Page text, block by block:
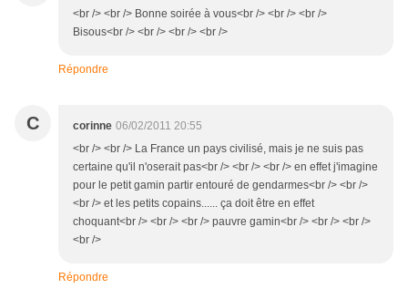
<br /> <br /> Bonne soirée à vous<br /> <br /> <br />
Bisous<br /> <br /> <br /> <br />
Répondre
C corinne 06/02/2011 20:55
<br /> <br /> La France un pays civilisé, mais je ne suis pas
certaine qu'il n'oserait pas<br /> <br /> <br /> en effet j'imagine
pour le petit gamin partir entouré de gendarmes<br /> <br />
<br /> et les petits copains...... ça doit être en effet
choquant<br /> <br /> <br /> pauvre gamin<br /> <br /> <br />
<br />
Répondre